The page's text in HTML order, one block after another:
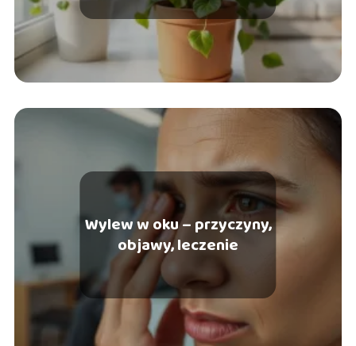
Wylew w oku – przyczyny,
objawy, leczenie